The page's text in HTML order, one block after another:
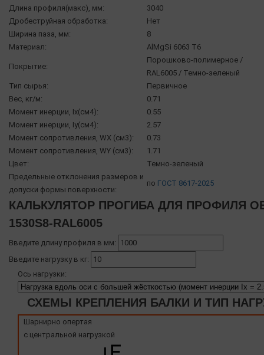
Длина профиля(макс), мм:
3040
Дробеструйная обработка:
Нет
Ширина паза, мм:
8
Материал:
AlMgSi 6063 Т6
Покрытие:
Порошково-полимерное /
RAL6005 / Темно-зеленый
Тип сырья:
Первичное
Вес, кг/м:
0.71
Момент инерции, Ix(см4):
0.55
Момент инерции, Iy(см4):
2.57
Момент сопротивления, WX (см3):
0.73
Момент сопротивления, WY (см3):
1.71
Цвет:
Темно-зеленый
Предельные отклонения размеров и
допуски формы поверхности:
по ГОСТ 8617-2025
КАЛЬКУЛЯТОР ПРОГИБА ДЛЯ ПРОФИЛЯ
1530S8-RAL6005
Введите длину профиля в мм:
Введите нагрузку в кг:
Ось нагрузки:
СХЕМЫ КРЕПЛЕНИЯ БАЛКИ И ТИП
Шарнирно опертая
с центральной нагрузкой